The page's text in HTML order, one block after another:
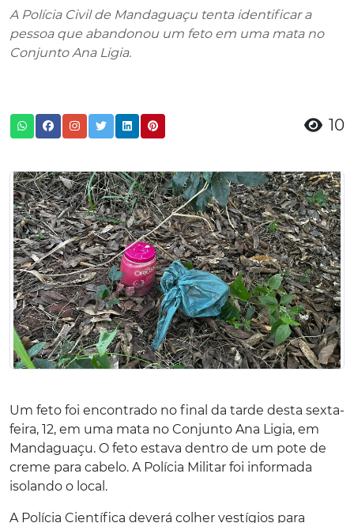
A Polícia Civil de Mandaguaçu tenta identificar a
pessoa que abandonou um feto em uma mata no
Conjunto Ana Ligia.
10
Um feto foi encontrado no final da tarde desta sexta-
feira, 12, em uma mata no Conjunto Ana Ligia, em
Mandaguaçu. O feto estava dentro de um pote de
creme para cabelo. A Polícia Militar foi informada
isolando o local.
A Polícia Científica deverá colher vestígios para